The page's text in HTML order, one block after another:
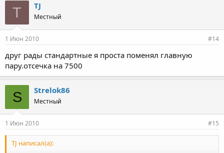
T TJ
Местный
1 Июн 2010 #14
друг рады стандартные я проста поменял главную
пару.отсечка на 7500
S Strelok86
Местный
1 Июн 2010 #15
TJ написал(а):